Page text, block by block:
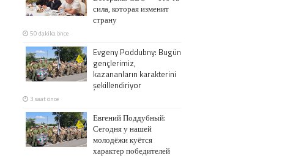
сила, которая изменит
страну
50 dakika önce
Evgeny Poddubny: Bugün
gençlerimiz,
kazananların karakterini
şekillendiriyor
3 saat önce
Евгений Поддубный:
Сегодня у нашей
молодёжи куётся
характер победителей